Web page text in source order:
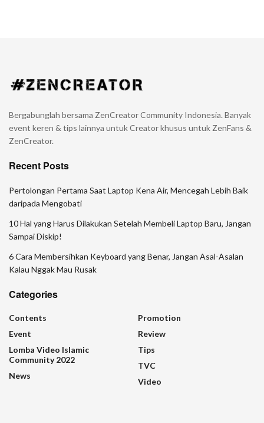
Bergabunglah bersama ZenCreator Community Indonesia. Banyak
event keren & tips lainnya untuk Creator khusus untuk ZenFans &
ZenCreator.
Recent Posts
Pertolongan Pertama Saat Laptop Kena Air, Mencegah Lebih Baik
daripada Mengobati
10 Hal yang Harus Dilakukan Setelah Membeli Laptop Baru, Jangan
Sampai Diskip!
6 Cara Membersihkan Keyboard yang Benar, Jangan Asal-Asalan
Kalau Nggak Mau Rusak
Categories
Contents
Event
Lomba Video Islamic
Community 2022
News
Promotion
Review
Tips
TVC
Video